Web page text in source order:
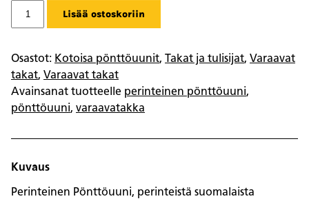
Pönttöuuni
määrä
Lisää ostoskoriin
Osastot: Kotoisa pönttöuunit, Takat ja tulisijat, Varaavat
takat, Varaavat takat
Avainsanat tuotteelle perinteinen pönttöuuni,
pönttöuuni, varaavatakka
Kuvaus
Perinteinen Pönttöuuni, perinteistä suomalaista